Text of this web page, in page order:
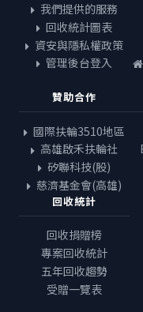
我們提供的服務
回收統計圖表
資安與隱私權政策
管理後台登入
贊助合作
國際扶輪3510地區
高雄啟禾扶輪社
矽聯科技(股)
慈濟基金會(高雄)
回收統計
回收捐贈榜
專案回收統計
五年回收趨勢
受贈一覽表